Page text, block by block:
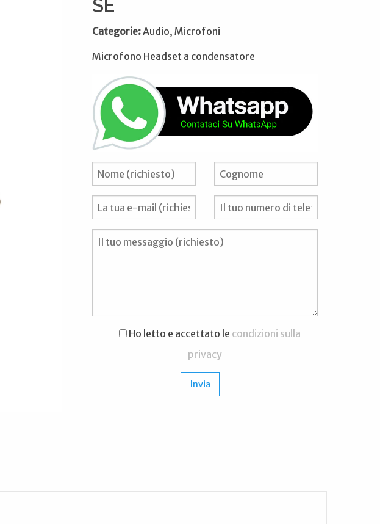
SE
Categorie:Audio, Microfoni
Microfono Headset a condensatore
Ho letto e accettato le condizioni sulla
privacy